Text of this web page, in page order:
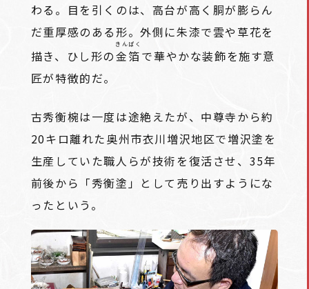
わる。目を引くのは、高台が高く胴が膨らん
だ重厚感のある形。外側に朱漆で雲や草花を
描き、ひし形の金箔
きんぱく
で華やかな装飾を施す意
匠が特徴的だ。
古秀衡椀は一度は途絶えたが、中尊寺から約
20キロ離れた奥州市衣川増沢地区で増沢塗を
生産していた職人らが技術を復活させ、35年
前後から「秀衡塗」として売り出すようにな
ったという。